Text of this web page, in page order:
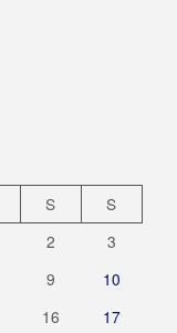
S
S
2
3
9
10
16
17